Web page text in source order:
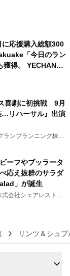
応援購入総額300
「今日のラン
獲得。 YECHAN音
第2弾の大型サイ
）を先行販売中
喜劇に初挑戦 9月
…リハーサル』出演
ンプランニング株式
ーフやブッラータ
応え抜群のサラダ
」が誕生
会社シェアレストラ
リンツ＆シュ